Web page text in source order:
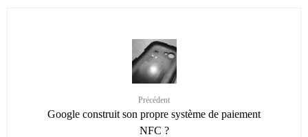
Précédent
Google construit son propre système de paiement
NFC ?